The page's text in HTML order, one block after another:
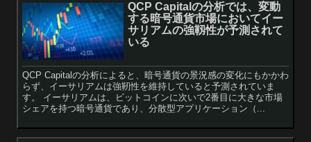
QCP Capitalの分析では、変動
する暗号通貨市場においてイー
サリアムの強靱性が予測されて
いる
QCP Capitalの分析によると、暗号通貨の景況感の変化にもかかわ
らず、イーサリアムは強靭性を維持していると予測されていま
す。 イーサリアムは、ビットコインに次いで2番目に大きな市場
シェアを持つ暗号通貨であり、分散型アプリケーション（...